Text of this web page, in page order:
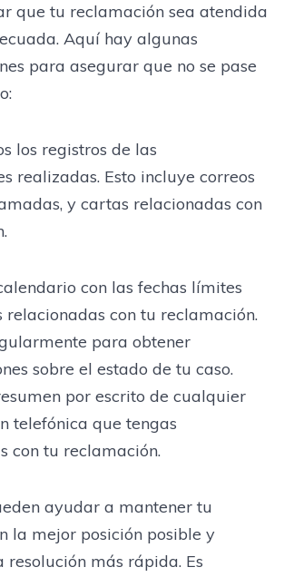
que tu reclamación sea atendida
Aquí hay algunas
para asegurar que no se pase
los registros de las
realizadas. Esto incluye correos
y cartas relacionadas con
con las fechas límites
relacionadas con tu reclamación.
para obtener
sobre el estado de tu caso.
por escrito de cualquier
telefónica que tengas
con tu reclamación.
ayudar a mantener tu
la mejor posición posible y
más rápida. Es